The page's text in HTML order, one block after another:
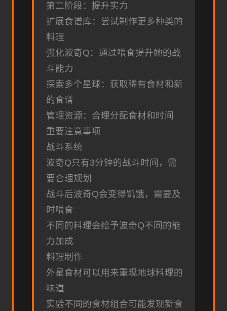
第二阶段：提升实力
扩展食谱库：尝试制作更多种类的
料理
强化波奇Q：通过喂食提升她的战
斗能力
探索多个星球：获取稀有食材和新
的食谱
管理资源：合理分配食材和时间
重要注意事项
战斗系统
波奇Q只有3分钟的战斗时间，需
要合理规划
战斗后波奇Q会变得饥饿，需要及
时喂食
不同的料理会给予波奇Q不同的能
力加成
料理制作
外星食材可以用来重现地球料理的
味道
实验不同的食材组合可能发现新食